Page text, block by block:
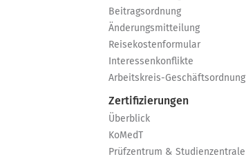
Beitragsordnung
Änderungsmitteilung
Reisekostenformular
Interessenkonflikte
Arbeitskreis-Geschäftsordnung
Zertifizierungen
Überblick
KoMedT
Prüfzentrum & Studienzentrale